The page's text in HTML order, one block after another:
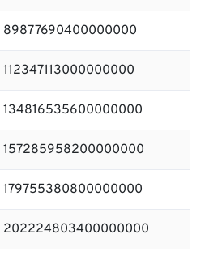
89877690400000000
112347113000000000
134816535600000000
157285958200000000
179755380800000000
202224803400000000